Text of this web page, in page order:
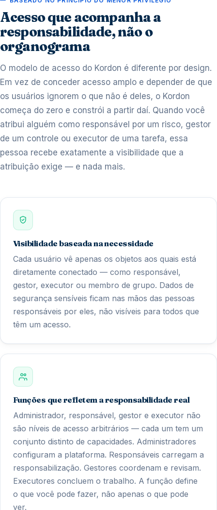
Acesso que acompanha a
responsabilidade, não o
organograma
O modelo de acesso do Kordon é diferente por design.
Em vez de conceder acesso amplo e depender de que
os usuários ignorem o que não é deles, o Kordon
começa do zero e constrói a partir daí. Quando você
atribui alguém como responsável por um risco, gestor
de um controle ou executor de uma tarefa, essa
pessoa recebe exatamente a visibilidade que a
atribuição exige — e nada mais.
Visibilidade baseada na necessidade
Cada usuário vê apenas os objetos aos quais está
diretamente conectado — como responsável,
gestor, executor ou membro de grupo. Dados de
segurança sensíveis ficam nas mãos das pessoas
responsáveis por eles, não visíveis para todos que
têm um acesso.
Funções que refletem a responsabilidade real
Administrador, responsável, gestor e executor não
são níveis de acesso arbitrários — cada um tem um
conjunto distinto de capacidades. Administradores
configuram a plataforma. Responsáveis carregam a
responsabilização. Gestores coordenam e revisam.
Executores concluem o trabalho. A função define
o que você pode fazer, não apenas o que pode
ver.